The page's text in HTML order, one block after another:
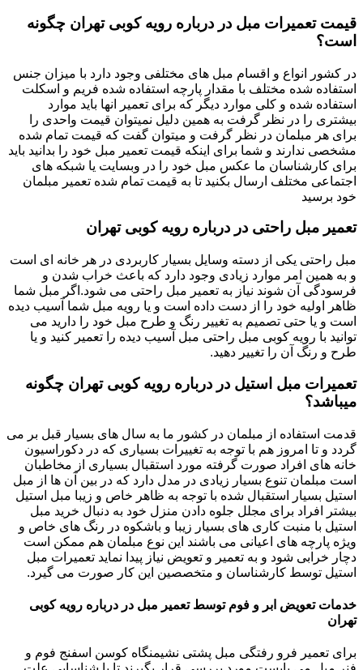
قیمت تعمیرات مبل در درباره رویه کوبی تهران چگونه
است؟
در کشور انواع و اقسام مبل های مختلفی وجود دارد با میزان جنس
استفاده شده مختلف با مقدار پارچه استفاده شده فریم و اسکلت
استفاده شده و کلی موارد دیگر که برای تعمیر انها باید موارد
بیشتری را در نظر گرفت به همین دلیل نمیتوان قیمت واحدی را
برای هر مبلمان در نظر گرفت و میتوان گفت که قیمت تمام شده
مشخصی ندارند و شما برای اینکه قیمت تعمیر مبل خود را بدانید باید
برای کارشناسان ما عکس مبل خود را در وبسایت یا شبکه های
اجتماعی مختلف ارسال بکنید تا به قیمت تمام شده تعمیر مبلمان
خود برسید
تعمیر مبل راحتی در درباره رویه کوبی تهران
مبل راحتی یکی از دسته وسایل بسیار کاربردی در هر خانه ای است
و به همین امر موارد زیادی وجود دارد که باعث خراب شدن و
فرسودگی آن شوند نیاز به تعمیر مبل راحتی می شود.اگر مبل شما
ظاهر اولیه خود را از دست داده است و یا رویه مبل شما آسیب دیده
است و یا حتی تصمیم به تغییر رنگ و طرح مبل خود را دارید می
توانید با رویه کوبی مبل راحتی مبل آسیب دیده را تعمیر کنید و یا
طرح و رنگ آن را تغییر دهید.
تعمیرات مبل استیل در درباره رویه کوبی تهران چگونه
میباشد؟
قدمت استفاده از مبلمان در کشور ما به سال های بسیار قبل بر می
گردد و تا امروز هم با توجه به تغییرات بسیاری که در دکوراسیون
خانه های افراد صورت گرفته مورد استقبال بسیاری از مخاطبان
است مبلمان تنوع بسیار زیادی در مدل دارد که در بین آن ها از مبل
استیل بسیار استقبال شده با توجه به ظاهر خاص و زیبا مبل استیل
بیشتر افراد برای مجلل جلوه دادن منزل خود به دنبال خرید مبل
استیل با منبت کاری های بسیار زیبا و باشکوه در رنگ های خاص و
ویژه پارچه های اعیانی می باشند این نوع مبلمان هم ممکن است
دچار خرابی شود و به تعمیر و تعویض نیاز پیدا نماید تعمیرات مبل
استیل توسط کارشناسان و متخصصین این کار صورت می گیرد.
خدمات تعویض ابر و فوم توسط تعمیر مبل در درباره رویه کوبی
تهران
برای تعمیر فرو رفتگی مبل پشتی نشیمنگاه کوسن اسفنج فوم و